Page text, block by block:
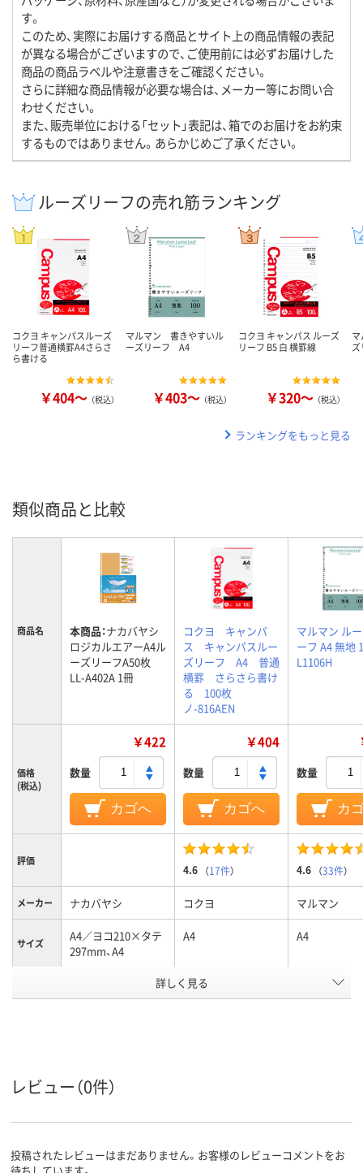
す。
このため、実際にお届けする商品とサイト上の商品情報の表記
が異なる場合がございますので、ご使用前には必ずお届けした
商品の商品ラベルや注意書きをご確認ください。
さらに詳細な商品情報が必要な場合は、メーカー等にお問い合
わせください。
また、販売単位における「セット」表記は、箱でのお届けをお約束
するものではありません。あらかじめご了承ください。
ルーズリーフの売れ筋ランキング
コクヨ キャンパスルーズ
リーフ普通横罫A4さらさ
ら書ける
￥404～ （税込）
マルマン 書きやすいル
ーズリーフ A4
￥403～ （税込）
コクヨ キャンパス ルーズ
リーフ B5 白 横罫線
￥320～ （税込）
ランキングをもっと見る
類似商品と比較
商品名 本商品：ナカバヤシ
ロジカルエアーA4ル
ーズリーフA50枚
LL-A402A 1冊
コクヨ キャンパ
ス キャンパスルー
ズリーフ A4 普通
横罫 さらさら書け
る 100枚
ノ-816AEN
マルマン ル
ーフ A4 無地
L1106H
価格
(税込)
￥422
数量
カゴへ
￥404
数量
カゴへ
数量
カ
評価
4.6 （17件） 4.6 （33件）
メーカー ナカバヤシ コクヨ マルマン
サイズ
A4／ヨコ210×タテ
297mm、A4
A4 A4
30 30、A4：30穴
行数 36
質量 196ｇ 510g
アスクル
商品環境
詳しく見る
レビュー（0件）
投稿されたレビューはまだありません。お客様のレビューコメントをお
待ちしています。